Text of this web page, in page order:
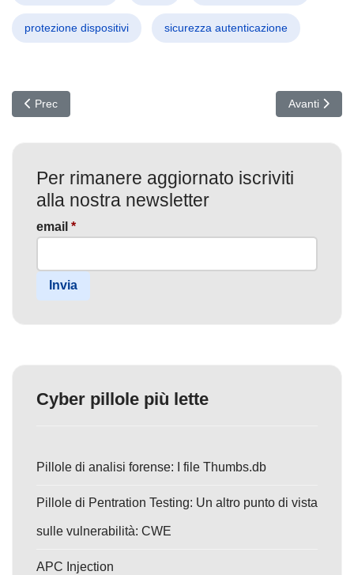
protezione dispositivi sicurezza autenticazione
Articolo precedente: Attacchi SLAP e FLOP: Nuove minacce ai
Prec Articolo
Avanti
Per rimanere aggiornato iscriviti
alla nostra newsletter
email *
Invia
Cyber pillole più lette
Pillole di analisi forense: I file Thumbs.db
Pillole di Pentration Testing: Un altro punto di vista
sulle vulnerabilità: CWE
APC Injection